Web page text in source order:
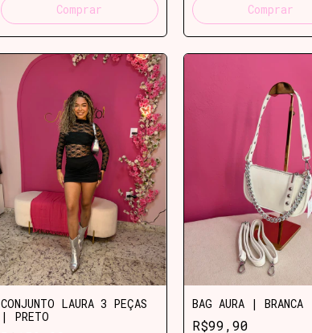
Comprar Comprar
CONJUNTO LAURA 3 PEÇAS
| PRETO
BAG AURA | BRANCA
R$99,90